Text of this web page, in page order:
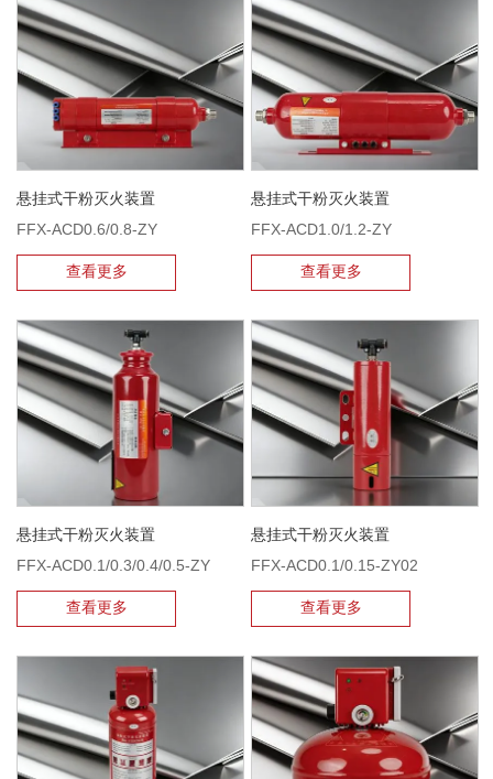
悬挂式干粉灭火装置
FFX-ACD0.6/0.8-ZY
查看更多
悬挂式干粉灭火装置
FFX-ACD1.0/1.2-ZY
查看更多
悬挂式干粉灭火装置
FFX-ACD0.1/0.3/0.4/0.5-ZY
查看更多
悬挂式干粉灭火装置
FFX-ACD0.1/0.15-ZY02
查看更多